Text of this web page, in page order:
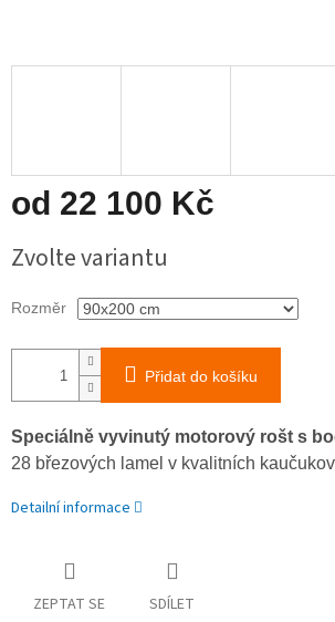
od 22 100 Kč
cena:
Zvolte variantu
Rozměr
Přidat do košíku
Speciálně vyvinutý motorový rošt s
28 březových lamel v kvalitních
Detailní informace
ZEPTAT SE SDÍLET